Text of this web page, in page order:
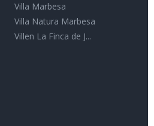
Villa Marbesa
Villa Natura Marbesa
Villen La Finca de J...